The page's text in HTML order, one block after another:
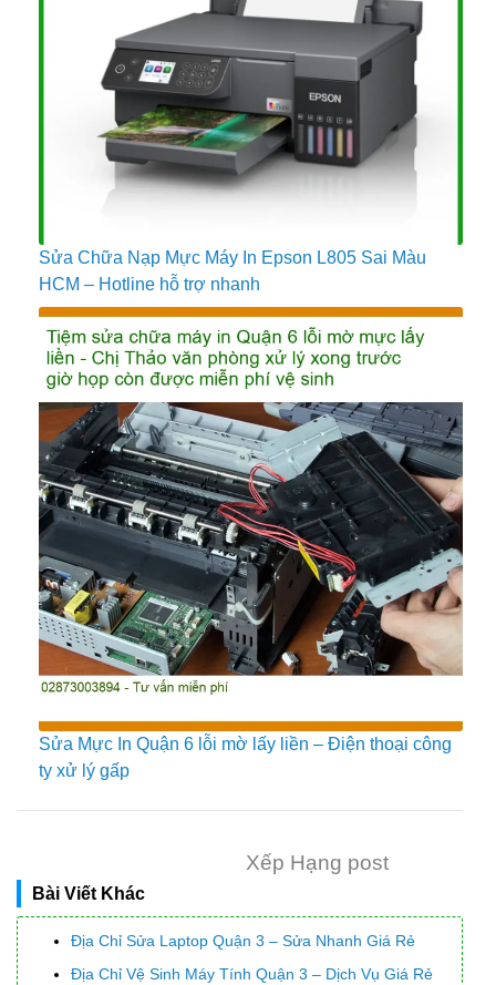
Sửa Chữa Nạp Mực Máy In Epson L805 Sai Màu
HCM – Hotline hỗ trợ nhanh
Sửa Mực In Quận 6 lỗi mờ lấy liền – Điện thoại công
ty xử lý gấp
Xếp Hạng post
Bài Viết Khác
Địa Chỉ Sửa Laptop Quận 3 – Sửa Nhanh Giá Rẻ
Địa Chỉ Vệ Sinh Máy Tính Quận 3 – Dịch Vụ Giá Rẻ